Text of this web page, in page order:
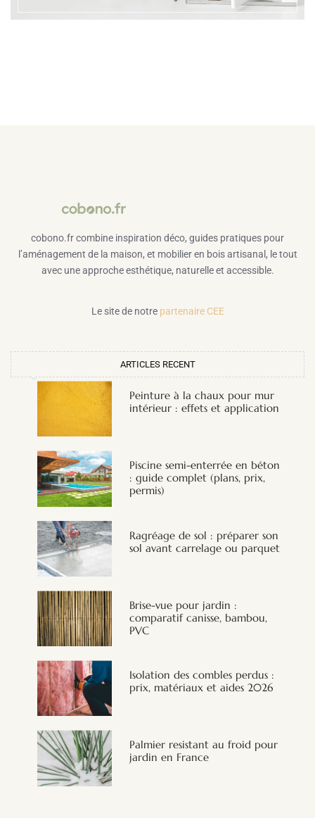
cobono.fr combine inspiration déco, guides pratiques pour
l’aménagement de la maison, et mobilier en bois artisanal, le tout
avec une approche esthétique, naturelle et accessible.
Le site de notre partenaire CEE
ARTICLES RECENT
Peinture à la chaux pour mur
intérieur : effets et application
Piscine semi-enterrée en béton
: guide complet (plans, prix,
permis)
Ragréage de sol : préparer son
sol avant carrelage ou parquet
Brise-vue pour jardin :
comparatif canisse, bambou,
PVC
Isolation des combles perdus :
prix, matériaux et aides 2026
Palmier resistant au froid pour
jardin en France